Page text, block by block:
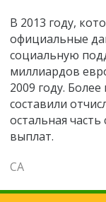
В 2013 году,
официальные
социальную
миллиардов
2009 году.
составили
остальная
выплат.
СА